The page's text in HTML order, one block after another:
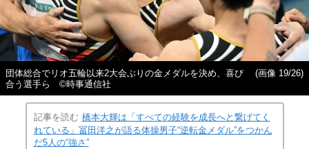
団体総合でリオ五輪以来2大会ぶりの金メダルを決め、喜び
合う選手ら ©時事通信社
(画像 19/26)
記事を読む 橋本大輝は「すべての経験を成長へと繋げてく
れている」冨田洋之が語る体操男子“逆転金メダル”をつかん
だ5人の“強さ”